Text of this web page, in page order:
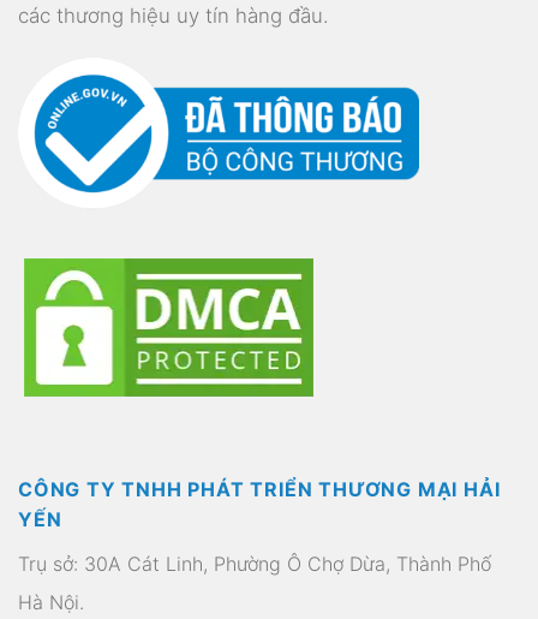
các thương hiệu uy tín hàng đầu.
CÔNG TY TNHH PHÁT TRIỂN THƯƠNG MẠI HẢI
YẾN
Trụ sở: 30A Cát Linh, Phường Ô Chợ Dừa, Thành Phố
Hà Nội.